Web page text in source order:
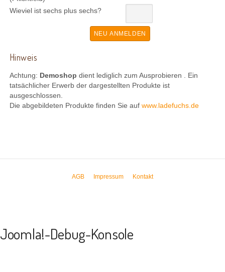
Wieviel ist sechs plus sechs?
Hinweis
Achtung: Demoshop dient lediglich zum Ausprobieren . Ein
tatsächlicher Erwerb der dargestellten Produkte ist
ausgeschlossen.
Die abgebildeten Produkte finden Sie auf www.ladefuchs.de
AGB Impressum Kontakt
Joomla!-Debug-Konsole